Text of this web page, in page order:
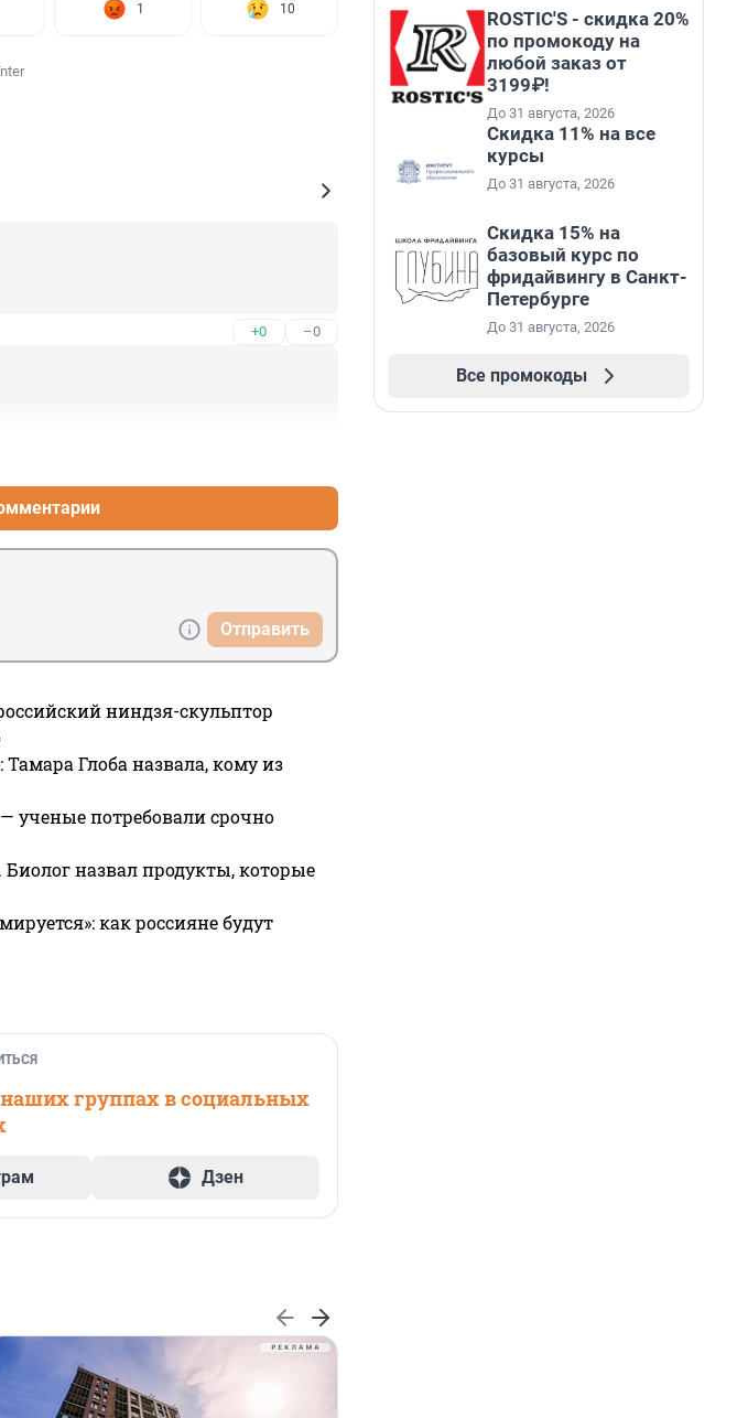
1 10
+0 –0
Отправить
ниндзя-скульптор
Глоба назвала, кому из
ученые потребовали срочно
назвал продукты, которые
как россияне будут
группах в социальных
Дзен
ROSTIC'S - скидка 20%
по промокоду на
любой заказ от
3199₽!
До 31 августа, 2026
Скидка 11% на все
курсы
До 31 августа, 2026
Скидка 15% на
базовый курс по
фридайвингу в Санкт-
Петербурге
До 31 августа, 2026
Все промокоды